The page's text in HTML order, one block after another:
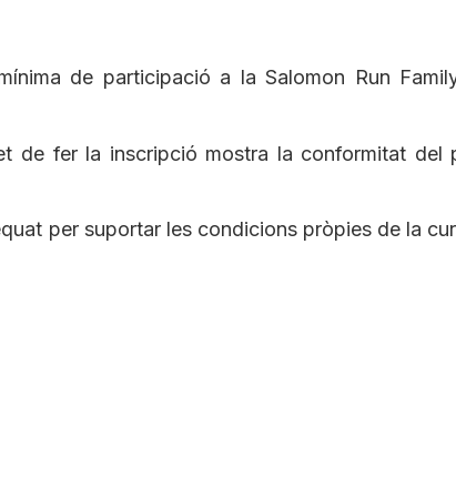
de participació a la Salomon Run
de fer la inscripció mostra la conformitat del
per suportar les condicions pròpies de la